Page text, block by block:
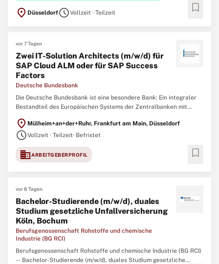
location_on DüsseldorfscheduleVollzeit · Teilzeit bookmark
vor 7 Tagen
Zwei IT-Solution Architects (m/w/d) für
SAP Cloud ALM oder für SAP Success
Factors
Deutsche Bundesbank
Die Deutsche Bundesbank ist eine besondere Bank: Ein integraler
Bestandteil des Europäischen Systems der Zentralbanken mit
Geldpolitik und im Zahlungsverkehr in Deutschland. Allem voran
jedoch sind wir ein starkes Team
location_on Mülheim+an+der+Ruhr, Frankfurt am Main, Düsseldorf
scheduleVollzeit · Teilzeit· Befristet
domainARBEITGEBERPROFIL bookmark
vor 8 Tagen
Bachelor-Studierende (m/w/d), duales
Studium gesetzliche Unfallversicherung
Köln, Bochum
Berufsgenossenschaft Rohstoffe und chemische
Industrie (BG RCI)
Berufsgenossenschaft Rohstoffe und chemische Industrie (BG RCI)
-- Bachelor-Studierende (m/w/d), duales Studium gesetzliche